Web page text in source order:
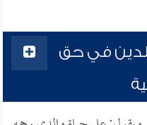
في حق